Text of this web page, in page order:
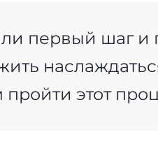
первый шаг и
этот